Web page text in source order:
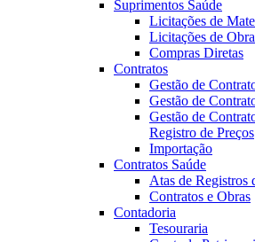
Suprimentos Saúde
Licitações de
Licitações de
Compras Diretas
Contratos
Gestão de
Gestão de
Gestão de
Registro de Preços
Importação
Contratos Saúde
Atas de Registros
Contratos e Obras
Contadoria
Tesouraria